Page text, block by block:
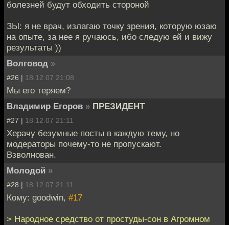
болезней будут обходить стороной
ЗЫ: я не врач, излагаю точку зрения, которую юзаю
на опыте, за нее я ручаюсь, ибо следую ей и вижу
результаты ))
Волговод »
#26 | 18.12.07 21:08
Мы его теряем?
Владимир Егоров » ПРЕЗИДЕНТ
#27 | 18.12.07 21:11
Херачу безумные посты в каждую тему, но
модераторы почему-то не пропускают.
Взволнован.
Молодой »
#28 | 18.12.07 21:11
Кому: goodwin, #17
> Народное средство от простуды-сон в Агромном